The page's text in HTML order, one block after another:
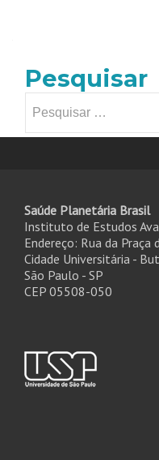
Pesquisar
por:
Saúde Planetária Brasil
Instituto de Estudos
Endereço: Rua da
Cidade Universitária -
São Paulo - SP
CEP 05508-050